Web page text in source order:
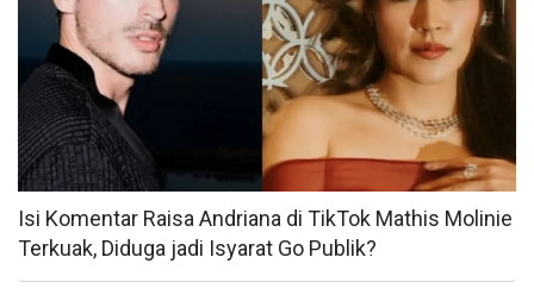
Isi Komentar Raisa Andriana di TikTok Mathis Molinie
Terkuak, Diduga jadi Isyarat Go Publik?